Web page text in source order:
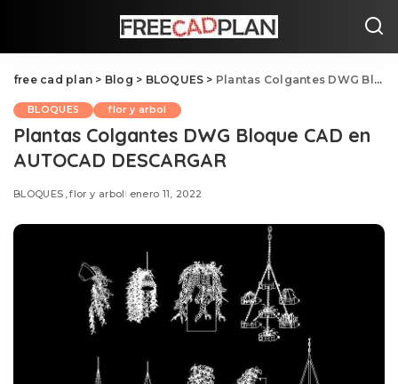
free cad plan > Blog > BLOQUES > Plantas Colgantes DWG Bloque CAD en AUTOCAD DESCARGAR
BLOQUES flor y arbol
Plantas Colgantes DWG Bloque CAD en
AUTOCAD DESCARGAR
BLOQUES flor y arbol enero 11, 2022